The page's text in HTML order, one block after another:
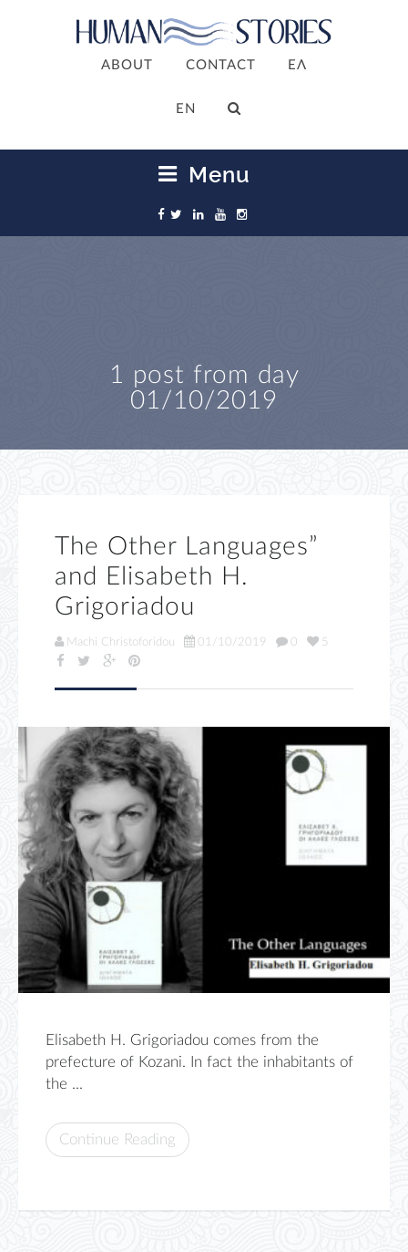
ABOUT CONTACT ΕΛ
ΕΝ
Menu
1 post from day
01/10/2019
The Other Languages”
and Elisabeth H.
Grigoriadou
Machi Christoforidou 01/10/2019 0 5
Elisabeth H. Grigoriadou comes from the
prefecture of Kozani. In fact the inhabitants of
the ...
Continue Reading